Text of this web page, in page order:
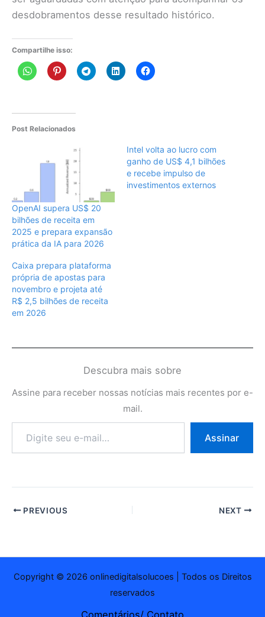
desdobramentos desse resultado histórico.
Compartilhe isso:
Post Relacionados
OpenAI supera US$ 20
bilhões de receita em
2025 e prepara expansão
prática da IA para 2026
Intel volta ao lucro com
ganho de US$ 4,1 bilhões
e recebe impulso de
investimentos externos
Caixa prepara plataforma
própria de apostas para
novembro e projeta até
R$ 2,5 bilhões de receita
em 2026
Descubra mais sobre
Assine para receber nossas notícias mais recentes por e-
mail.
e-
Assinar
PREVIOUS NEXT
Copyright © 2026 onlinedigitalsolucoes | Todos os Direitos
reservados